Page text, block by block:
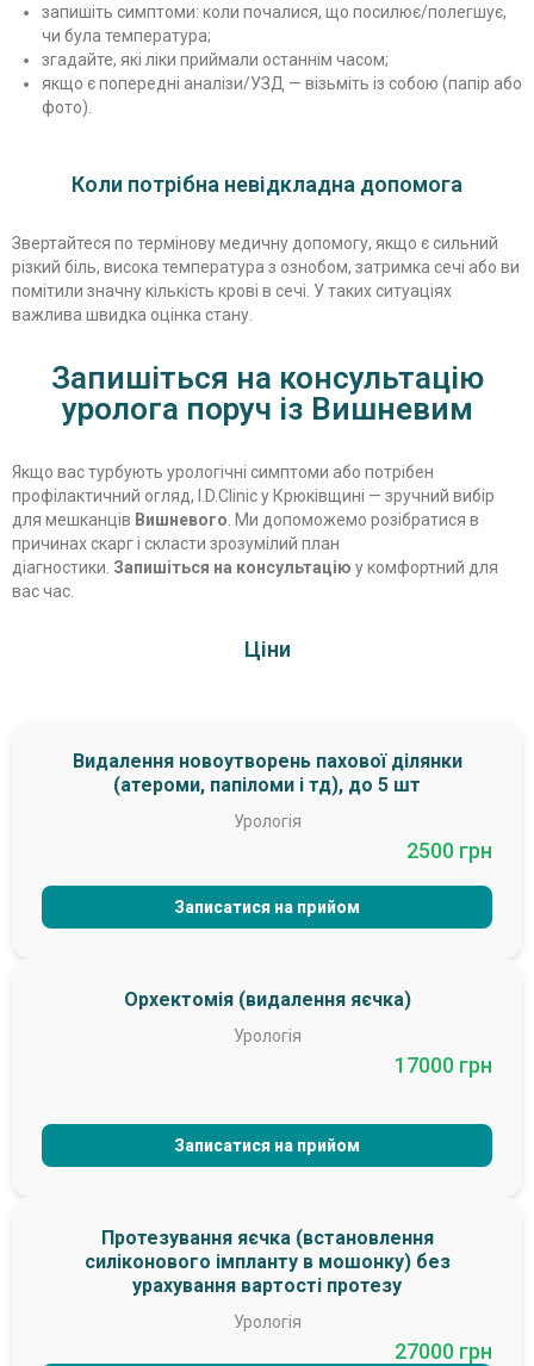
запишіть симптоми: коли почалися, що посилює/полегшує,
чи була температура;
згадайте, які ліки приймали останнім часом;
якщо є попередні аналізи/УЗД — візьміть із собою (папір або
фото).
Коли потрібна невідкладна допомога
Звертайтеся по термінову медичну допомогу, якщо є сильний
різкий біль, висока температура з ознобом, затримка сечі або ви
помітили значну кількість крові в сечі. У таких ситуаціях
важлива швидка оцінка стану.
Запишіться на консультацію
уролога поруч із Вишневим
Якщо вас турбують урологічні симптоми або потрібен
профілактичний огляд, I.D.Clinic у Крюківщині — зручний вибір
для мешканців Вишневого . Ми допоможемо розібратися в
причинах скарг і скласти зрозумілий план
діагностики. Запишіться на консультацію у комфортний для
вас час.
Ціни
Видалення новоутворень пахової ділянки
(атероми, папіломи і тд), до 5 шт
Урологія
2500 грн
Записатися на прийом
Орхектомія (видалення яєчка)
Урологія
17000 грн
Записатися на прийом
Протезування яєчка (встановлення
силіконового імпланту в мошонку) без
урахування вартості протезу
Урологія
27000 грн